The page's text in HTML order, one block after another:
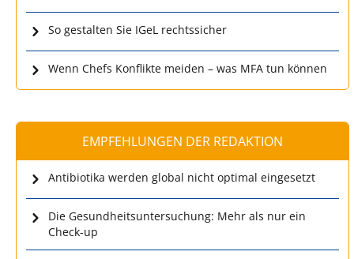
So gestalten Sie IGeL rechtssicher
Wenn Chefs Konflikte meiden – was MFA tun können
EMPFEHLUNGEN DER REDAKTION
Antibiotika werden global nicht optimal eingesetzt
Die Gesundheitsuntersuchung: Mehr als nur ein
Check-up